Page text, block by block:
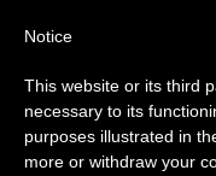
إيكولوجيا شاملة
Notice
This website or its third
necessary to its
purposes illustrated in
more or withdraw your